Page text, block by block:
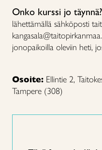
Onko kurssi jo täynnä?
lähettämällä sähköposti
jonopaikoilla oleviin heti,
Osoite: Ellintie 2,
Tampere (308)